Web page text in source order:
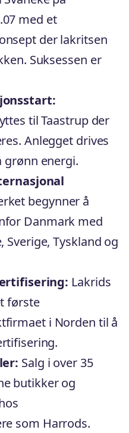
med et
der lakritsen
Suksessen er
til Taastrup der
Anlegget drives
grønn energi.
begynner å
Danmark med
Sverige, Tyskland og
Lakrids
første
i Norden til å
Salg i over 35
butikker og
som Harrods.